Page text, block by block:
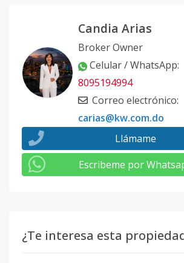
Candia Arias
Broker Owner
Celular / WhatsApp:
8095194994
Correo electrónico:
carias@kw.com.do
Llámame
Escribeme por
¿Te interesa esta